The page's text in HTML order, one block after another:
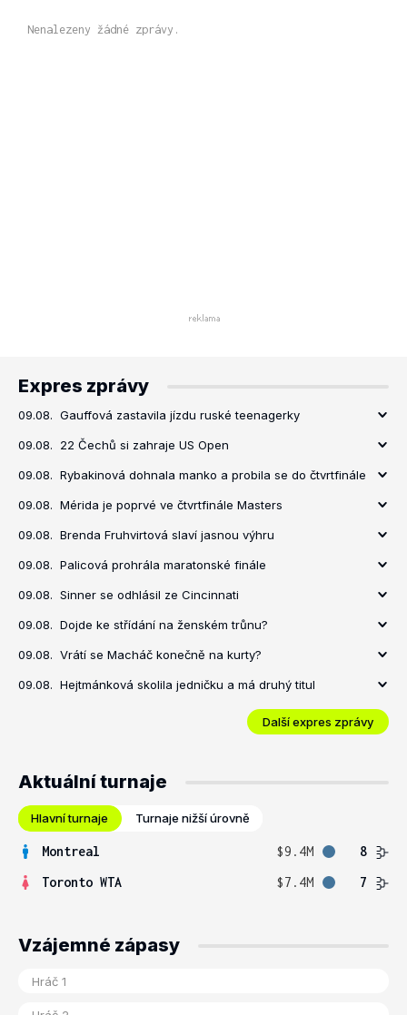
Nenalezeny žádné zprávy.
Expres zprávy
09.08. Gauffová zastavila jízdu ruské teenagerky
09.08. 22 Čechů si zahraje US Open
09.08. Rybakinová dohnala manko a probila se do čtvrtfinále
09.08. Mérida je poprvé ve čtvrtfinále Masters
09.08. Brenda Fruhvirtová slaví jasnou výhru
09.08. Palicová prohrála maratonské finále
09.08. Sinner se odhlásil ze Cincinnati
09.08. Dojde ke střídání na ženském trůnu?
09.08. Vrátí se Macháč konečně na kurty?
09.08. Hejtmánková skolila jedničku a má druhý titul
Další expres zprávy
Aktuální turnaje
Hlavní turnaje Turnaje nižší úrovně
Montreal $9.4M
8
Toronto WTA
$7.4M 7
Vzájemné zápasy